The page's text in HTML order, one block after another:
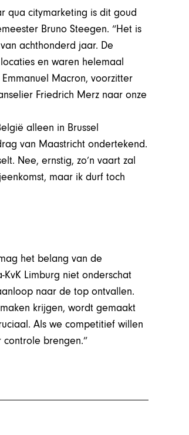
qua citymarketing is dit goud
Bruno Steegen. “Het is
achthonderd jaar. De
en waren helemaal
Macron, voorzitter
Friedrich Merz naar onze
alleen in Brussel
van Maastricht ondertekend.
Nee, ernstig, zo’n vaart zal
maar ik durf toch
het belang van de
Limburg niet onderschat
naar de top ontvallen.
krijgen, wordt gemaakt
Als we competitief willen
brengen.”